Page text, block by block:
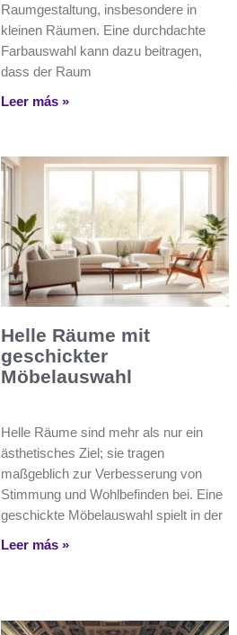
Raumgestaltung, insbesondere in
kleinen Räumen. Eine durchdachte
Farbauswahl kann dazu beitragen,
dass der Raum
Leer más »
Helle Räume mit
geschickter
Möbelauswahl
Helle Räume sind mehr als nur ein
ästhetisches Ziel; sie tragen
maßgeblich zur Verbesserung von
Stimmung und Wohlbefinden bei. Eine
geschickte Möbelauswahl spielt in der
Leer más »